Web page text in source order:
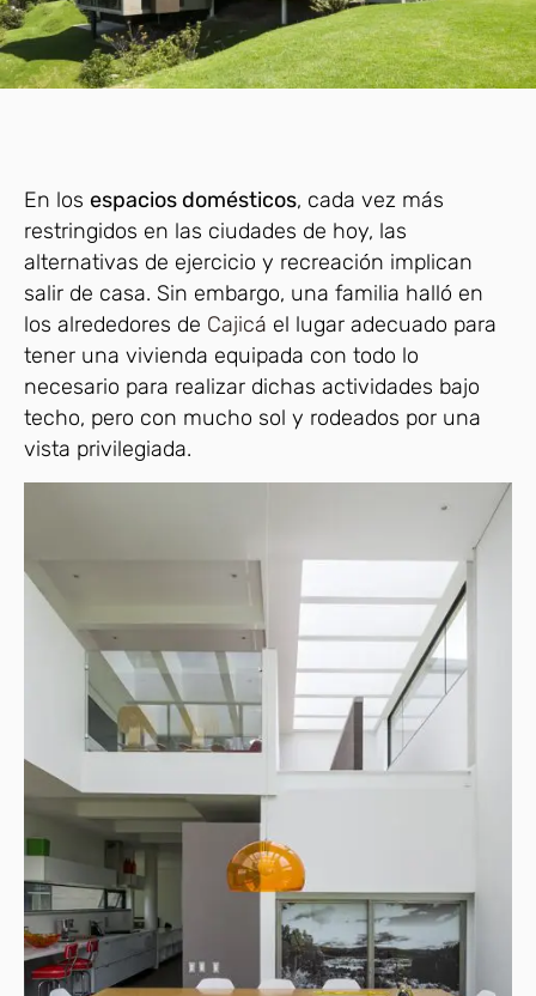
En los espacios domésticos, cada vez más
restringidos en las ciudades de hoy, las
alternativas de ejercicio y recreación implican
salir de casa. Sin embargo, una familia halló en
los alrededores de Cajicá el lugar adecuado para
tener una vivienda equipada con todo lo
necesario para realizar dichas actividades bajo
techo, pero con mucho sol y rodeados por una
vista privilegiada.